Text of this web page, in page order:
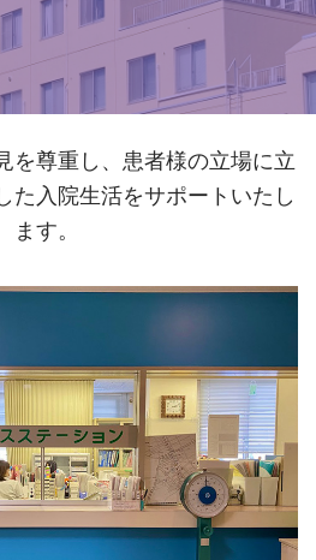
を尊重し、患者様の立場に立
た入院生活をサポートいたし
ます。